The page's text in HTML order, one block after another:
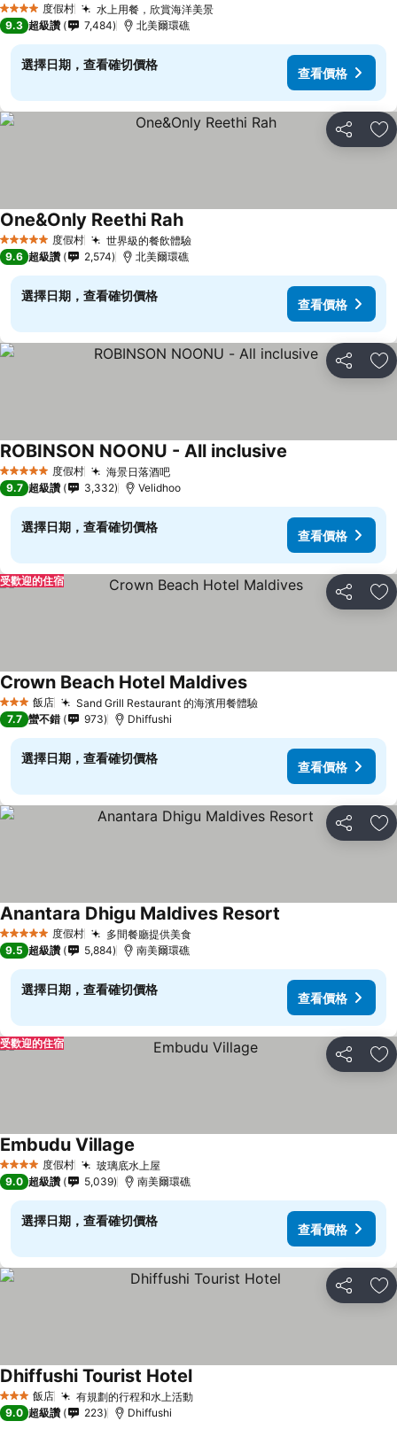
4 星級 度假村 水上用餐，欣賞海洋美景
9.3 超級讚 7,484 北美爾環礁
選擇日期，查看確切價格
查看價格
分享 加
5 星級 度假村 世界級的餐飲體驗
One&Only Reethi Rah
9.6 超級讚 2,574 北美爾環礁
選擇日期，查看確切價格
查看價格
分享 加
5 星級 度假村 海景日落酒吧
ROBINSON NOONU - All inclusive
9.7 超級讚 3,332 Velidhoo
選擇日期，查看確切價格
查看價格
分享 加
受歡迎的住宿
3 星級 飯店 Sand Grill Restaurant 的海濱用餐體驗
Crown Beach Hotel Maldives
7.7 蠻不錯 973 Dhiffushi
選擇日期，查看確切價格
查看價格
分享 加
5 星級 度假村 多間餐廳提供美食
Anantara Dhigu Maldives Resort
9.5 超級讚 5,884 南美爾環礁
選擇日期，查看確切價格
查看價格
分享 加
受歡迎的住宿
4 星級 度假村 玻璃底水上屋
Embudu Village
9.0 超級讚 5,039 南美爾環礁
選擇日期，查看確切價格
查看價格
分享 加
3 星級 飯店 有規劃的行程和水上活動
Dhiffushi Tourist Hotel
9.0 超級讚 223 Dhiffushi